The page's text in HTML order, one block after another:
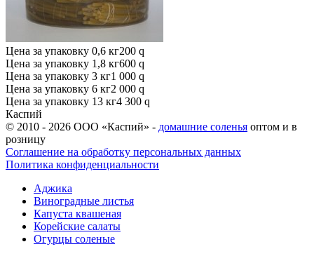
Цена за упаковку 0,6 кг200 q
Цена за упаковку 1,8 кг600 q
Цена за упаковку 3 кг1 000 q
Цена за упаковку 6 кг2 000 q
Цена за упаковку 13 кг4 300 q
Каспий
© 2010 - 2026 ООО «Каспий» - домашние соленья оптом и в
розницу
Соглашение на обработку персональных данных
Политика конфиденциальности
Аджика
Виноградные листья
Капуста квашеная
Корейские салаты
Огурцы соленые